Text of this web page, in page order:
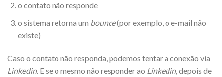
o contato não responde
o sistema retorna um bounce(por exemplo, o e-mail não
existe)
Caso o contato não responda, podemos tentar a conexão via
Linkedin. E se o mesmo não responder ao Linkedin,depois de